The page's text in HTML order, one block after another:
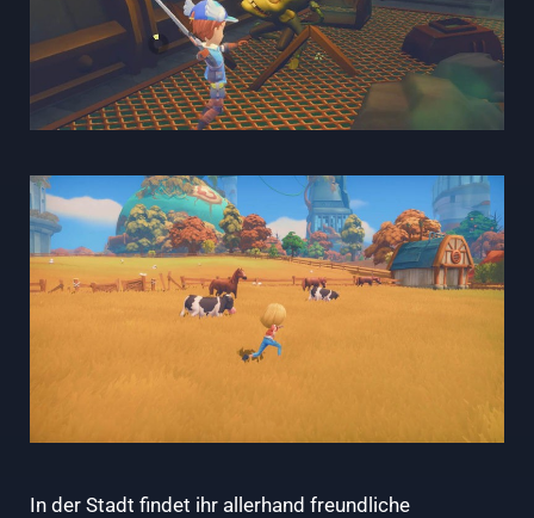
In der Stadt findet ihr allerhand freundliche